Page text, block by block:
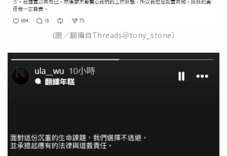
（圖／翻攝自Threads＠tony_stone）